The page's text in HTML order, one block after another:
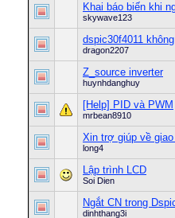
Khai báo biến khi
skywave123
dspic30f4011
dragon2207
Z_source inverter
huynhdanghuy
[Help] PID và PWM
mrbean8910
Xin trợ giúp về
long4
Lập trình LCD
Soi Dien
Ngắt CN trong
dinhthang3i